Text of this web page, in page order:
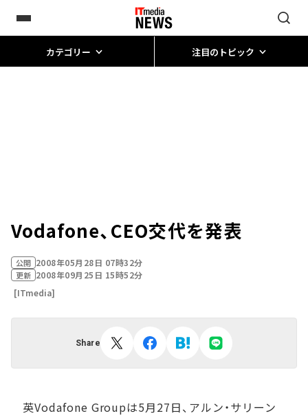
カテゴリー 注目のトピック
Vodafone、CEO交代を発表
公開 2008年05月28日 07時32分
更新 2008年09月25日 15時52分
[ITmedia]
Share
英Vodafone Groupは5月27日、アルン・サリーン